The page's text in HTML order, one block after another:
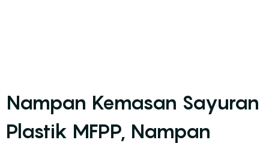
Nampan Kemasan Sayuran
Plastik MFPP, Nampan